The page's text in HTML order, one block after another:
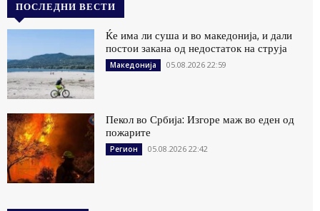
ПОСЛЕДНИ ВЕСТИ
Ќе има ли суша и во македонија, и дали
постои закана од недостаток на струја
Македонија 05.08.2026 22:59
Пекол во Србија: Изгоре маж во еден од
пожарите
Регион 05.08.2026 22:42